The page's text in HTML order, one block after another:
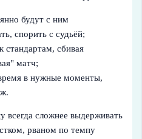
будут с ним
спорить с судьёй;
стандартам, сбивая
матч;
в нужные моменты,
всегда сложнее выдерживать
рваном по темпу